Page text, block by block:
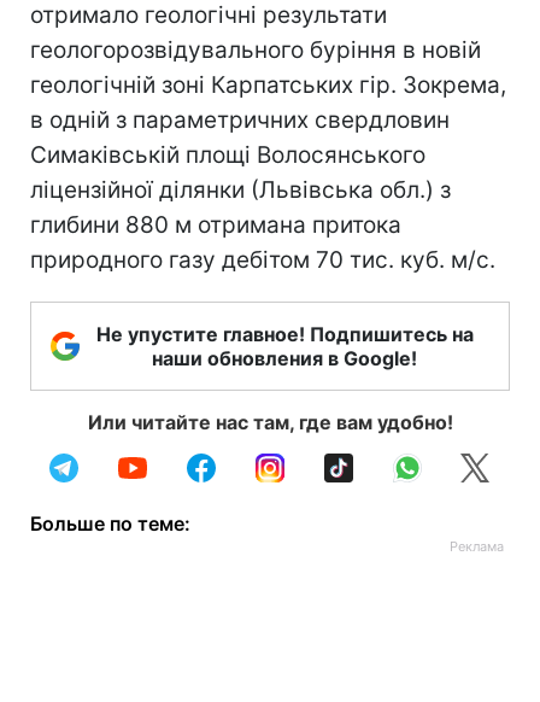
отримало геологічні результати
геологорозвідувального буріння в новій
геологічній зоні Карпатських гір. Зокрема,
в одній з параметричних свердловин
Симаківській площі Волосянського
ліцензійної ділянки (Львівська обл.) з
глибини 880 м отримана притока
природного газу дебітом 70 тис. куб. м/с.
Не упустите главное! Подпишитесь на
наши обновления в Google!
Или читайте нас там, где вам удобно!
Больше по теме: